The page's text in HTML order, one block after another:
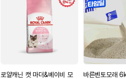
로얄캐닌 캣 마더&베이비 모
바른벤토모래